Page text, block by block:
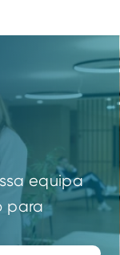
equipa
para